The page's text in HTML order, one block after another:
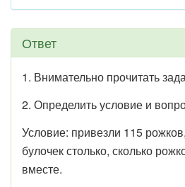
Ответ
1. Внимательно прочитать
2. Определить условие и
Условие: привезли 115
булочек столько, сколько
вместе.